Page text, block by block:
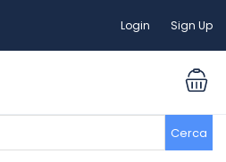
Login Sign Up
Cerca